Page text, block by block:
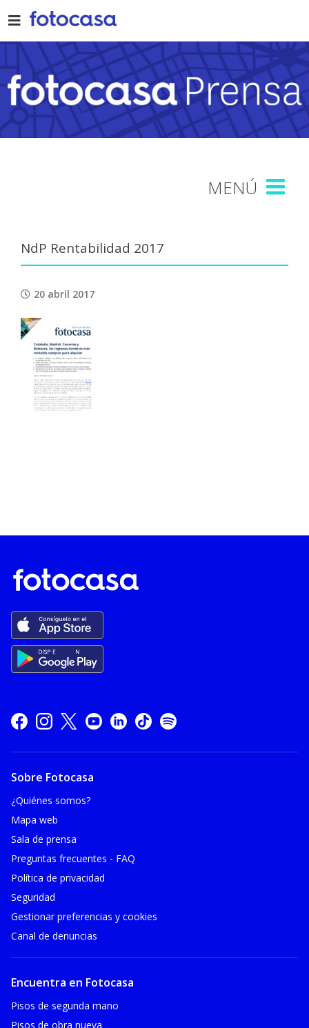
to
content
NdP Rentabilidad 2017
20 abril 2017
Sobre Fotocasa
¿Quiénes somos?
Mapa web
Sala de prensa
Preguntas frecuentes - FAQ
Política de privacidad
Seguridad
Gestionar preferencias y cookies
Canal de denuncias
Encuentra en Fotocasa
Pisos de segunda mano
Pisos de obra nueva